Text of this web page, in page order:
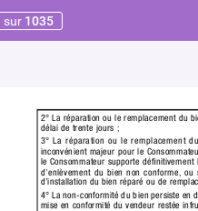
sur 1035
2° La réparation ou le remplacement du
délai de trente jours ;
3° La réparation ou le remplacement
inconvénient majeur pour le
le Consommateur supporte déﬁnitivement
d’enlèvement du bien non conforme,
ou
d’installation du bien réparé ou de
4° La non-conformité du bien persiste en
mise en conformité du vendeur restée